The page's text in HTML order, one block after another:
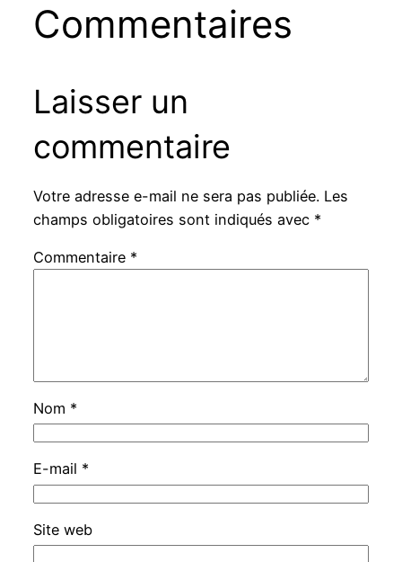
Commentaires
Laisser un
commentaire
Votre adresse e-mail ne sera pas publiée. Les
champs obligatoires sont indiqués avec *
Commentaire *
Nom *
E-mail *
Site web